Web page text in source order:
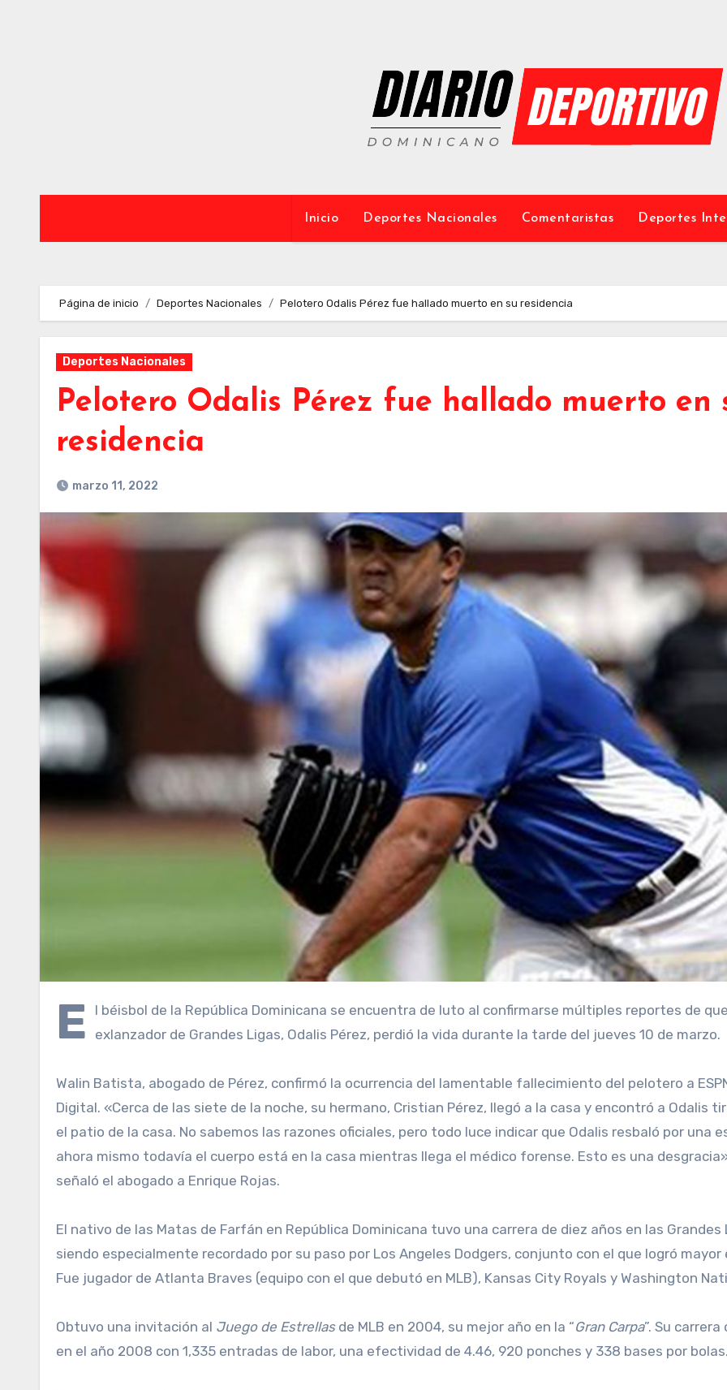
Inicio Deportes Nacionales Comentaristas Deportes
Página de inicio Deportes Nacionales Pelotero Odalis Pérez fue hallado muerto en su residencia
Deportes Nacionales
Pelotero Odalis Pérez fue hallado muerto en
residencia
marzo 11, 2022
E
l béisbol de la República Dominicana se encuentra de luto al confirmarse múltiples reportes de
exlanzador de Grandes Ligas, Odalis Pérez, perdió la vida durante la tarde del jueves 10 de marzo.
Walin Batista, abogado de Pérez, confirmó la ocurrencia del lamentable fallecimiento del pelotero a
Digital. «Cerca de las siete de la noche, su hermano, Cristian Pérez, llegó a la casa y encontró a Odalis
el patio de la casa. No sabemos las razones oficiales, pero todo luce indicar que Odalis resbaló por una
ahora mismo todavía el cuerpo está en la casa mientras llega el médico forense. Esto es una
señaló el abogado a Enrique Rojas.
El nativo de las Matas de Farfán en República Dominicana tuvo una carrera de diez años en las Grandes
siendo especialmente recordado por su paso por Los Angeles Dodgers, conjunto con el que logró mayor
Fue jugador de Atlanta Braves (equipo con el que debutó en MLB), Kansas City Royals y Washington
Obtuvo una invitación al Juego de Estrellasde MLB en 2004, su mejor año en la “Gran Carpa”. Su carrera
en el año 2008 con 1,335 entradas de labor, una efectividad de 4.46, 920 ponches y 338 bases por